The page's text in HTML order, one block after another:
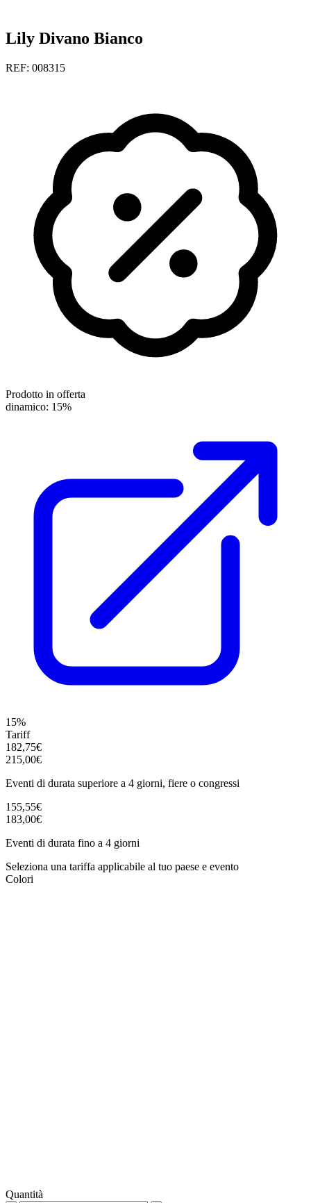
Lily Divano Bianco
REF: 008315
Prodotto in offerta
dinamico: 15%
15%
Tariff
182,75€
215,00€
Eventi di durata superiore a 4 giorni, fiere o congressi
155,55€
183,00€
Eventi di durata fino a 4 giorni
Seleziona una tariffa applicabile al tuo paese e evento
Colori
Quantità